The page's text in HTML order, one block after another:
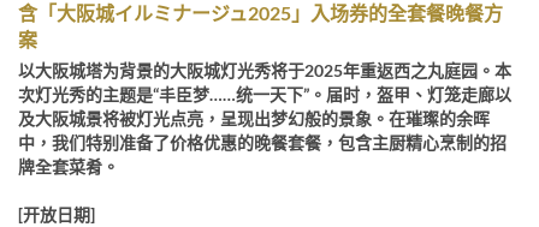
含「大阪城イルミナージュ2025」入场券的全套餐晚餐方
案
以大阪城塔为背景的大阪城灯光秀将于2025年重返西之丸庭园。本
次灯光秀的主题是“丰臣梦……统一天下”。届时，盔甲、灯笼走廊以
及大阪城景将被灯光点亮，呈现出梦幻般的景象。在璀璨的余晖
中，我们特别准备了价格优惠的晚餐套餐，包含主厨精心烹制的招
牌全套菜肴。
[开放日期]